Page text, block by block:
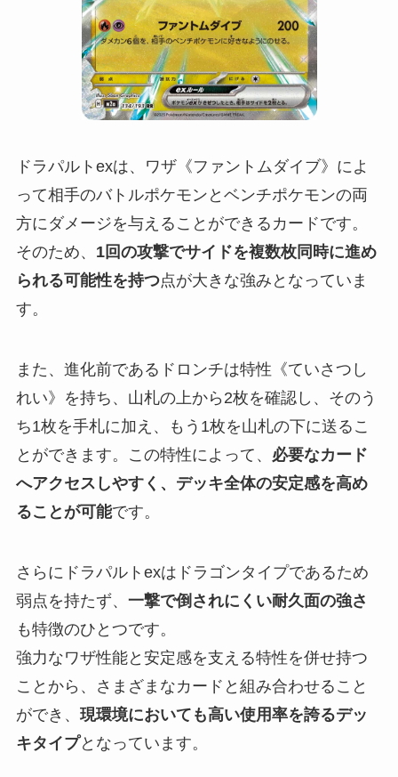
ドラパルトexは、ワザ《ファントムダイブ》によ
って相手のバトルポケモンとベンチポケモンの両
方にダメージを与えることができるカードです。
そのため、 1回の攻撃でサイドを複数枚同時に進め
られる可能性を持つ点が大きな強みとなっていま
す。
また、進化前であるドロンチは特性《ていさつし
れい》を持ち、山札の上から2枚を確認し、そのう
ち1枚を手札に加え、もう1枚を山札の下に送るこ
とができます。この特性によって、 必要なカード
へアクセスしやすく、デッキ全体の安定感を高め
ることが可能です。
さらにドラパルトexはドラゴンタイプであるため
弱点を持たず、 一撃で倒されにくい耐久面の強さ
も特徴のひとつです。
強力なワザ性能と安定感を支える特性を併せ持つ
ことから、さまざまなカードと組み合わせること
ができ、 現環境においても高い使用率を誇るデッ
キタイプとなっています。